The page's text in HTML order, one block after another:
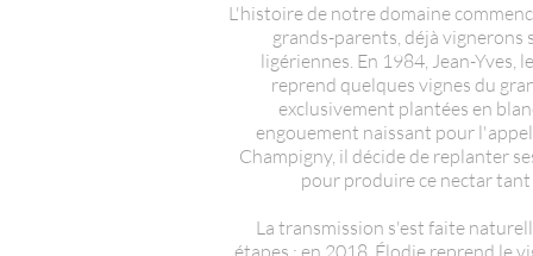
L'histoire de notre domaine
grands-parents, déjà vignerons
ligériennes. En 1984, Jean-Yves,
reprend quelques vignes du
exclusivement plantées en
engouement naissant pour
Champigny, il décide de replanter
pour produire ce nectar
La transmission s'est faite
étapes : en 2018, Élodie reprend le